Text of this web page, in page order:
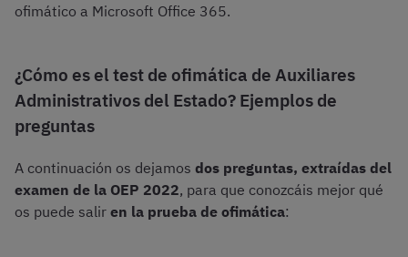
ofimático a Microsoft Office 365.
¿Cómo es el test de ofimática de Auxiliares
Administrativos del Estado? Ejemplos de
preguntas
A continuación os dejamos dos preguntas, extraídas del
examen de la OEP 2022, para que conozcáis mejor qué
os puede salir en la prueba de ofimática: